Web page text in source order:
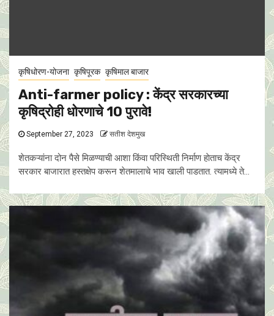
कृषिधोरण-योजना कृषिपूरक कृषिमाल बाजार
Anti-farmer policy : केंद्र सरकारच्या
कृषिद्रोही धोरणाचे 10 पुरावे!
September 27, 2023 सतीश देशमुख
शेतकऱ्यांना दोन पैसे मिळण्याची आशा किंवा परिस्थिती निर्माण हाेताच केंद्र
सरकार बाजारात हस्तक्षेप करून शेतमालाचे भाव खाली पाडतात. त्यामध्ये ते...